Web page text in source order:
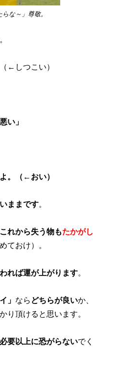
な～」尊敬。
←しつこい）
い」
。（←おい）
ままです。
これから失う物もたかがし
ておけ）。
れば運が上がります。
」 なら どちらが良いか、
り頂けると思います。
必要以上に恐がらないでく